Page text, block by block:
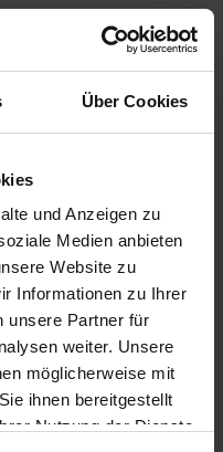
Über Cookies
und Anzeigen zu
Medien anbieten
Website zu
Informationen zu Ihrer
unsere Partner für
weiter. Unsere
möglicherweise mit
ihnen bereitgestellt
Nutzung der Dienste